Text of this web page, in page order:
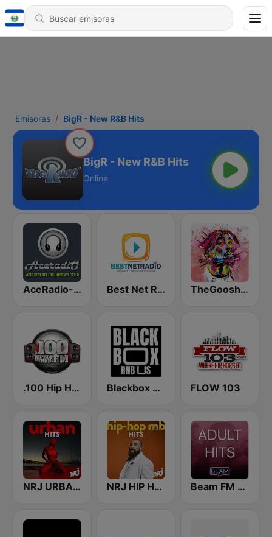
Emisoras BigR - New R&B Hits
BigR - New R&B Hits
Online
AceRadio-Classic RnB Best Net Radio - R&B TheGoosh Radio - R&B
.100 Hip Hop and RNB.FM Blackbox RnB US FLOW 103
NRJ URBAN HITS NRJ HIP HOP RNB HITS Beam FM - Adult Hits